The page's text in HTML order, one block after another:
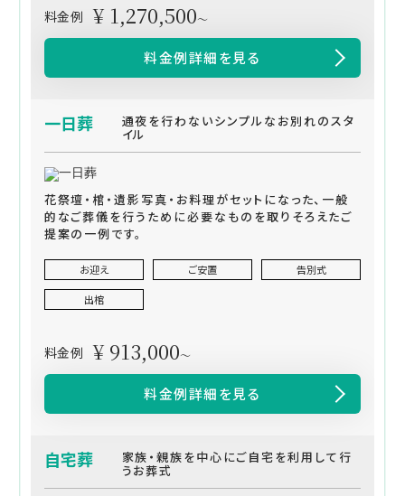
料金例 ¥ 1,270,500～
料金例詳細を見る
一日葬 通夜を行わないシンプルなお別れのスタ
イル
花祭壇・棺・遺影写真・お料理がセットになった、一般
的なご葬儀を行うために必要なものを取りそろえたご
提案の一例です。
お迎え ご安置 告別式
出棺
料金例 ¥ 913,000～
料金例詳細を見る
自宅葬 家族・親族を中心にご自宅を利用して行
うお葬式